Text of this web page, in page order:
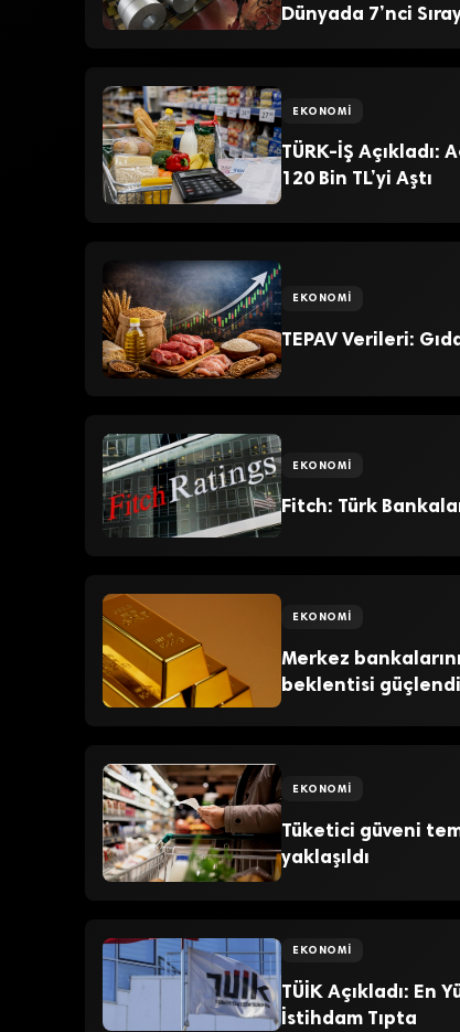
Dünyada 7’nci
EKONOMI
TÜRK-İŞ Açıkladı:
120 Bin TL’yi Aştı
EKONOMI
TEPAV Verileri:
EKONOMI
Fitch: Türk
EKONOMI
Merkez
beklentisi güçlendi
EKONOMI
Tüketici güveni
yaklaşıldı
EKONOMI
TÜİK Açıkladı: En
İstihdam Tıpta